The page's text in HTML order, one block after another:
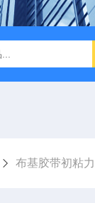
布基胶带初粘